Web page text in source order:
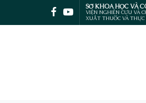
SỞ KHOA HỌC VÀ
VIỆN NGHIÊN CỨU VÀ
XUẤT THUỐC VÀ THỰC